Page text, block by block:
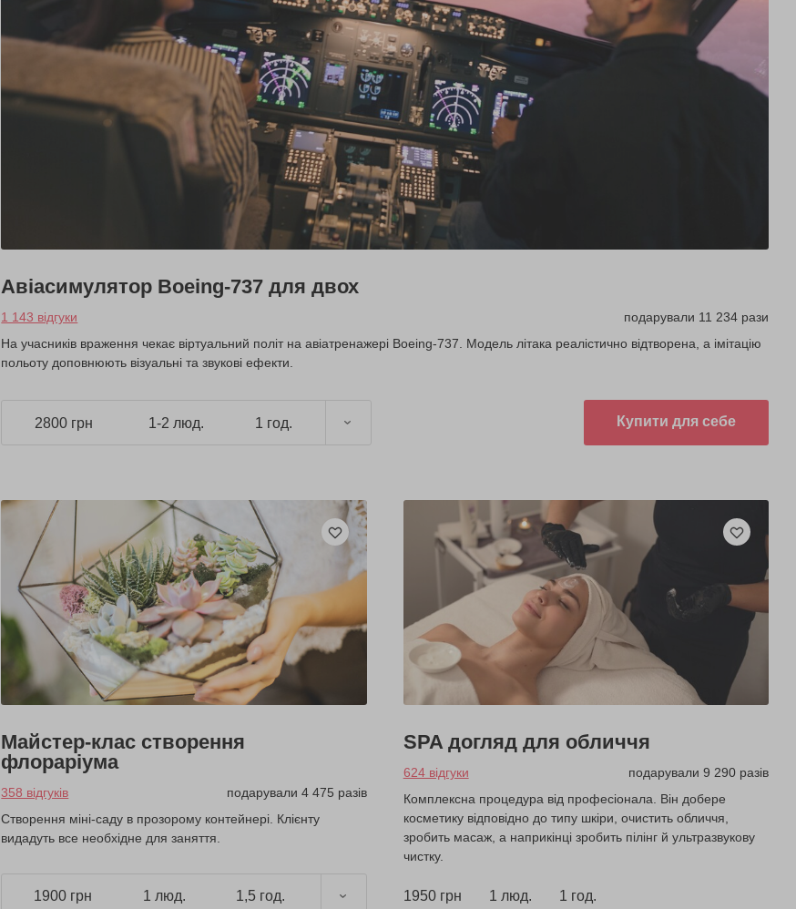
Авіасимулятор Boeing-737 для двох
1 143 відгуки
подарували 11 234 рази
На учасників враження чекає віртуальний політ на авіатренажері Boeing-737. Модель літака реалістично відтворена, а імітацію
польоту доповнюють візуальні та звукові ефекти.
2800 грн 1-2 люд. 1 год. Купити для себе
Майстер-клас створення
флораріума
358 відгуків
подарували 4 475 разів
Створення міні-саду в прозорому контейнері. Клієнту
видадуть все необхідне для заняття.
1900 грн 1 люд. 1,5 год.
SPA догляд для обличчя
624 відгуки
подарували 9 290 разів
Комплексна процедура від професіонала. Він добере
косметику відповідно до типу шкіри, очистить обличчя,
зробить масаж, а наприкінці зробить пілінг й ультразвукову
чистку.
1950 грн 1 люд. 1 год.